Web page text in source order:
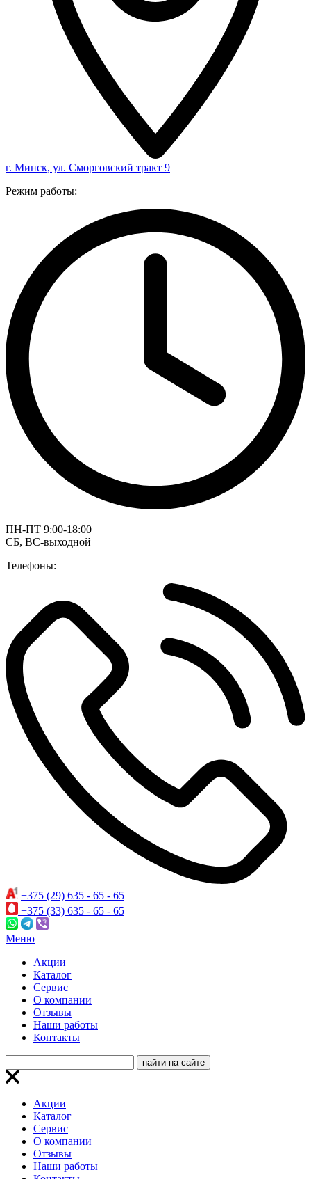
г. Минск, ул. Сморговский тракт 9
Режим работы:
ПН-ПТ 9:00-18:00
СБ, ВС-выходной
Телефоны:
+375 (29) 635 - 65 - 65
+375 (33) 635 - 65 - 65
Меню
Акции
Каталог
Сервис
О компании
Отзывы
Наши работы
Контакты
Акции
Каталог
Сервис
О компании
Отзывы
Наши работы